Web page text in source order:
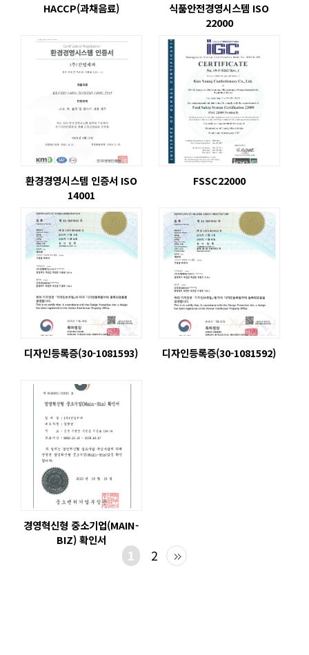
HACCP(과채음료)
식품안전경영시스템 ISO
22000
환경경영시스템 인증서 ISO
14001
FSSC22000
디자인등록증(30-1081593) 디자인등록증(30-1081592)
경영혁신형 중소기업(MAIN-
BIZ) 확인서
1 2